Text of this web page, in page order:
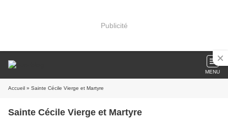
Publicité
MENU
Accueil » Sainte Cécile Vierge et Martyre
Sainte Cécile Vierge et Martyre